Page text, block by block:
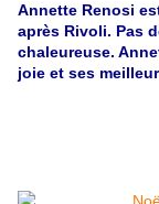
Annette Renosi
après Rivoli. Pas
chaleureuse.
joie et ses